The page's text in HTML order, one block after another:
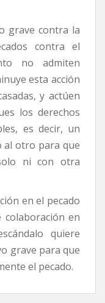
contra la
contra el
no admiten
esta acción
y actúen
los derechos
es decir, un
al otro para que
ni con otra
en el pecado
en
quiere
grave para que
el pecado.